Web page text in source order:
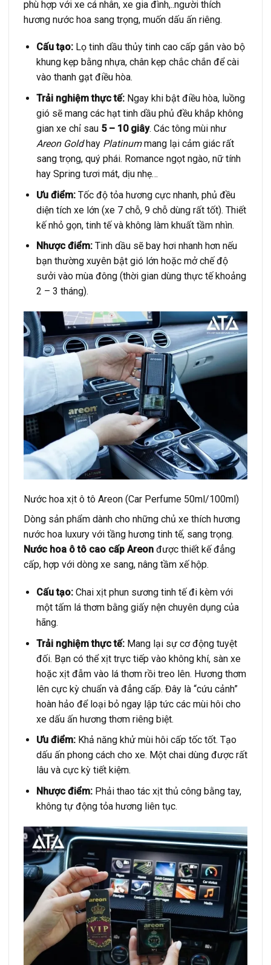
phù hợp với xe cá nhân, xe gia đình,..người thích
hương nước hoa sang trọng, muốn dấu ấn riêng.
Cấu tạo:Lọ tinh dầu thủy tinh cao cấp gắn vào bộ
khung kẹp bằng nhựa, chân kẹp chắc chắn để cài
vào thanh gạt điều hòa.
Trải nghiệm thực tế:Ngay khi bật điều hòa, luồng
gió sẽ mang các hạt tinh dầu phủ đều khắp không
gian xe chỉ sau 5 – 10 giây. Các tông mùi như
Areon Goldhay Platinummang lại cảm giác rất
sang trọng, quý phái. Romance ngọt ngào, nữ tính
hay Spring tươi mát, dịu nhẹ…
Ưu điểm:Tốc độ tỏa hương cực nhanh, phủ đều
diện tích xe lớn (xe 7 chỗ, 9 chỗ dùng rất tốt). Thiết
kế nhỏ gọn, tinh tế và không làm khuất tầm nhìn.
Nhược điểm:Tinh dầu sẽ bay hơi nhanh hơn nếu
bạn thường xuyên bật gió lớn hoặc mở chế độ
sưởi vào mùa đông (thời gian dùng thực tế khoảng
2 – 3 tháng).
Nước hoa xịt ô tô Areon (Car Perfume 50ml/100ml)
Dòng sản phẩm dành cho những chủ xe thích hương
nước hoa luxury với tầng hương tinh tế, sang trọng.
Nước hoa ô tô cao cấp Areon được thiết kế đẳng
cấp, hợp với dòng xe sang, nâng tầm xế hộp.
Cấu tạo:Chai xịt phun sương tinh tế đi kèm với
một tấm lá thơm bằng giấy nện chuyên dụng của
hãng.
Trải nghiệm thực tế:Mang lại sự cơ động tuyệt
đối. Bạn có thể xịt trực tiếp vào không khí, sàn xe
hoặc xịt đẫm vào lá thơm rồi treo lên. Hương thơm
lên cực kỳ chuẩn và đẳng cấp. Đây là “cứu cảnh”
hoàn hảo để loại bỏ ngay lập tức các mùi hôi cho
xe dấu ấn hương thơm riêng biệt.
Ưu điểm:Khả năng khử mùi hôi cấp tốc tốt. Tạo
dấu ấn phong cách cho xe. Một chai dùng được rất
lâu và cực kỳ tiết kiệm.
Nhược điểm:Phải thao tác xịt thủ công bằng tay,
không tự động tỏa hương liên tục.